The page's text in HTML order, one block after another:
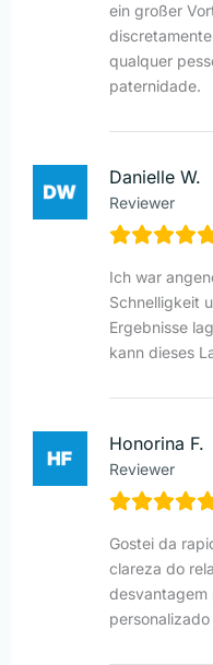
ein großer
qualquer
paternidade.
Danielle W.
Reviewer
Ich war
Schnelligkeit
Ergebnisse
kann dieses
Honorina F.
Reviewer
Gostei da
clareza do
desvantagem